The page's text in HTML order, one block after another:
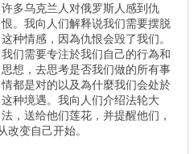
许多乌克兰人对俄罗斯人感到仇
恨。我向人们解释说我们需要摆脱
这种情感，因為仇恨会毁了我们。
我们需要专注於我们自己的行為和
思想，去思考是否我们做的所有事
情都是对的以及為什麼我们会处於
这种境遇。我向人们介绍法轮大
法，送给他们莲花，并提醒他们，
变自己开始。